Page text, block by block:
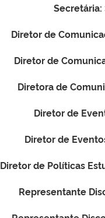
Secretária:
Diretor de
Diretor de
Diretora de
Diretor de
Diretor de
Diretor de Políticas
Representante